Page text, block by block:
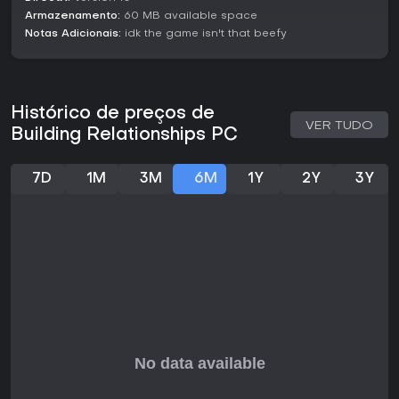
Armazenamento: 60 MB available space
Notas Adicionais: idk the game isn't that beefy
Histórico de preços de
Building Relationships PC
VER TUDO
7D 1M 3M 6M 1Y 2Y 3Y